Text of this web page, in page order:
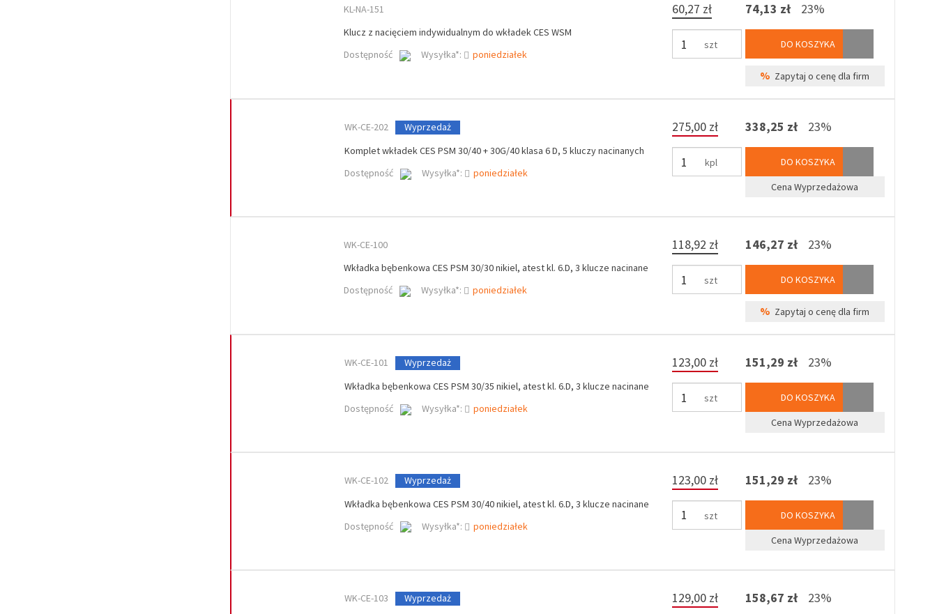
KL-NA-151
Klucz z nacięciem indywidualnym do wkładek CES WSM
Dostępność
Wysyłka*: poniedziałek
60,27 zł
szt
74,13 zł 23%
DO KOSZYKA
% Zapytaj o cenę dla firm
WK-CE-202
Wyprzedaż
Komplet wkładek CES PSM 30/40 + 30G/40 klasa 6 D, 5 kluczy nacinanych
Dostępność
Wysyłka*: poniedziałek
275,00 zł
kpl
338,25 zł 23%
DO KOSZYKA
Cena Wyprzedażowa
WK-CE-100
Wkładka bębenkowa CES PSM 30/30 nikiel, atest kl. 6.D, 3 klucze nacinane
Dostępność
Wysyłka*: poniedziałek
118,92 zł
szt
146,27 zł 23%
DO KOSZYKA
% Zapytaj o cenę dla firm
WK-CE-101
Wyprzedaż
Wkładka bębenkowa CES PSM 30/35 nikiel, atest kl. 6.D, 3 klucze nacinane
Dostępność
Wysyłka*: poniedziałek
123,00 zł
szt
151,29 zł 23%
DO KOSZYKA
Cena Wyprzedażowa
WK-CE-102
Wyprzedaż
Wkładka bębenkowa CES PSM 30/40 nikiel, atest kl. 6.D, 3 klucze nacinane
Dostępność
Wysyłka*: poniedziałek
123,00 zł
szt
151,29 zł 23%
DO KOSZYKA
Cena Wyprzedażowa
WK-CE-103
Wyprzedaż
129,00 zł 158,67 zł 23%